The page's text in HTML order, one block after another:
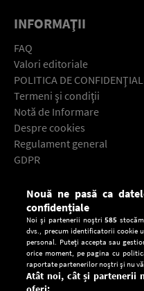
INFORMAŢII
FAQ
Valori editoriale
POLITICA DE
Termeni şi condiţii
Notă de Informare
Despre cookies
Regulament general
GDPR
Descarcă gratuit
Nouă ne pasă ca
confidențiale
Noi și partenerii noștri585
dvs., precum identificatorii cookie
personal. Puteți accepta sau
orice moment, pe pagina cu
raportate partenerilor noștri și nu
Atât noi, cât și partenerii